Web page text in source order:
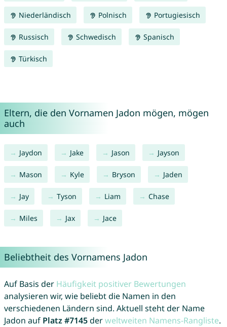
Niederländisch Polnisch Portugiesisch
Russisch Schwedisch Spanisch
Türkisch
Eltern, die den Vornamen Jadon mögen, mögen
auch
Jaydon Jake Jason Jayson
Mason Kyle Bryson Jaden
Jay Tyson Liam Chase
Miles Jax Jace
Beliebtheit des Vornamens Jadon
Auf Basis der Häufigkeit positiver Bewertungen
analysieren wir, wie beliebt die Namen in den
verschiedenen Ländern sind. Aktuell steht der Name
Jadon auf Platz #7145derweltweiten Namens-Rangliste.